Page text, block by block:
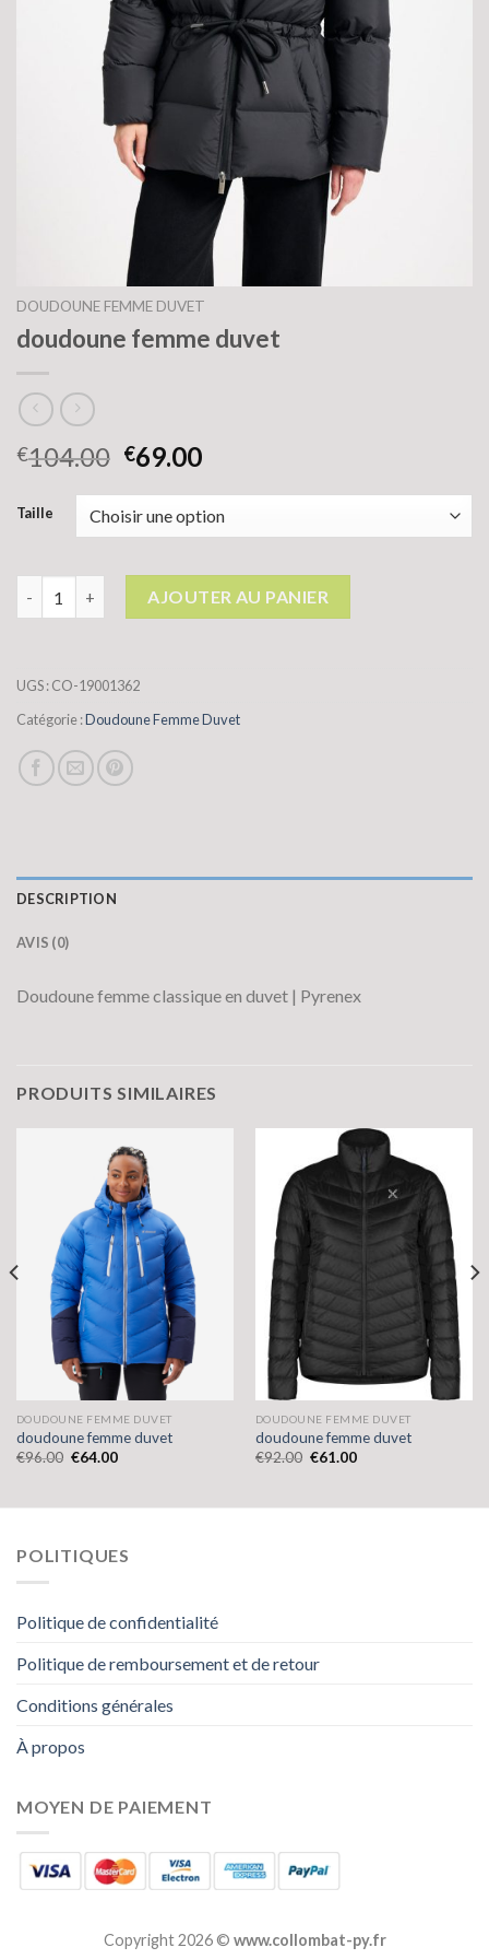
DOUDOUNE FEMME DUVET
doudoune femme duvet
€104.00 €69.00
Taille
AJOUTER AU PANIER
UGS :CO-19001362
Catégorie :Doudoune Femme Duvet
DESCRIPTION
AVIS (0)
Doudoune femme classique en duvet | Pyrenex
PRODUITS SIMILAIRES
DOUDOUNE FEMME DUVET
doudoune femme duvet
€96.00 €64.00
DOUDOUNE FEMME DUVET
doudoune femme duvet
€92.00 €61.00
POLITIQUES
Politique de confidentialité
Politique de remboursement et de retour
Conditions générales
À propos
MOYEN DE PAIEMENT
Copyright 2026 © www.collombat-py.fr